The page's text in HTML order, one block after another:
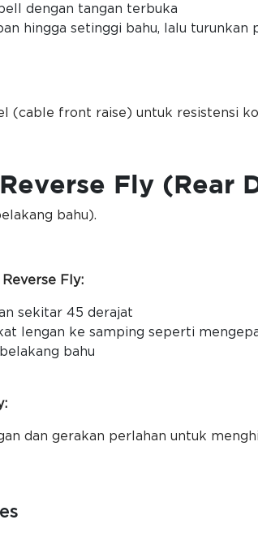
dengan tangan terbuka
hingga setinggi bahu, lalu turunkan
(cable front raise) untuk resistensi
Fly (Rear
bahu).
Fly:
sekitar 45 derajat
lengan ke samping seperti
bahu
dan gerakan perlahan untuk